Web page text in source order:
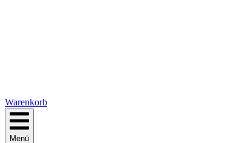
Warenkorb
Menü